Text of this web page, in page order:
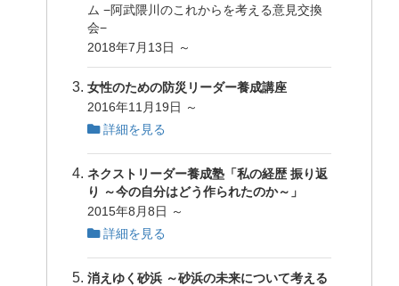
ム −阿武隈川のこれからを考える意見交換
会−
2018年7月13日 ～
女性のための防災リーダー養成講座
2016年11月19日 ～
詳細を見る
ネクストリーダー養成塾「私の経歴 振り返
り ～今の自分はどう作られたのか～」
2015年8月8日 ～
詳細を見る
消えゆく砂浜 ～砂浜の未来について考える